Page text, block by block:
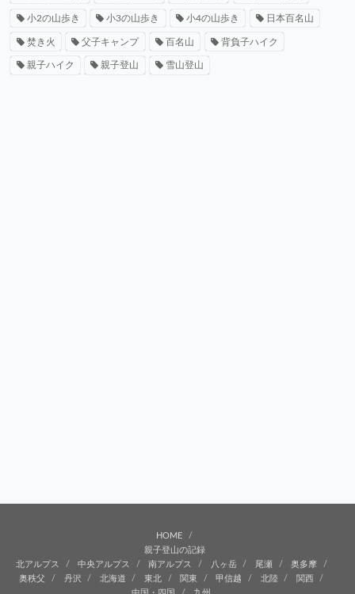
小2の山歩き 小3の山歩き 小4の山歩き 日本百名山
焚き火 父子キャンプ 百名山 背負子ハイク
親子ハイク 親子登山 雪山登山
HOME
親子登山の記録
北アルプス
中央アルプス 南アルプス 八ヶ岳 尾瀬
奥多摩
奥秩父
丹沢 北海道 東北 関東 甲信越 北陸
関西